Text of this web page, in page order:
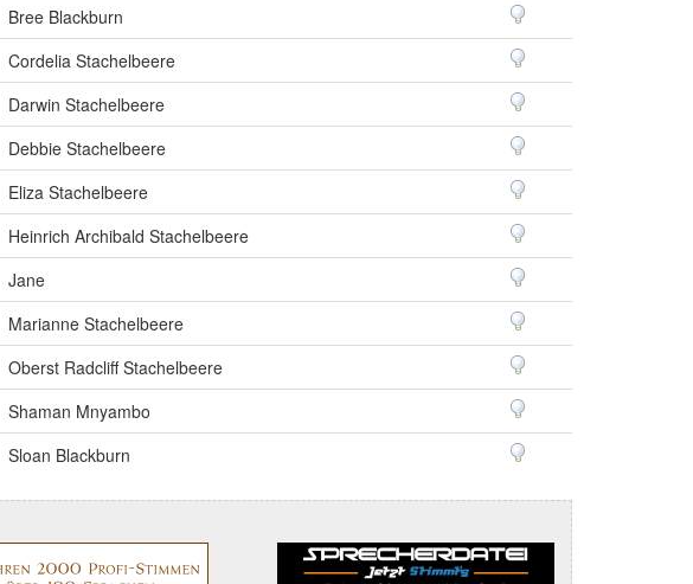
Bree Blackburn
Cordelia Stachelbeere
Darwin Stachelbeere
Debbie Stachelbeere
Eliza Stachelbeere
Heinrich Archibald Stachelbeere
Jane
Marianne Stachelbeere
Oberst Radcliff Stachelbeere
Shaman Mnyambo
Sloan Blackburn